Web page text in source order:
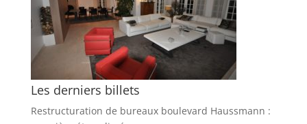
Les derniers billets
Restructuration de bureaux boulevard Haussmann :